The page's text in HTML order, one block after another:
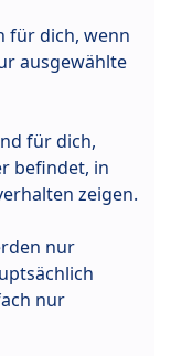
für dich, wenn
ausgewählte
für dich,
befindet, in
zeigen.
nur
nur